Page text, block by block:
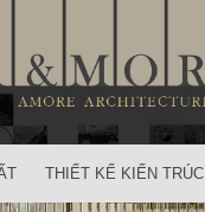
THIẾT KẾ KIẾN TRÚC